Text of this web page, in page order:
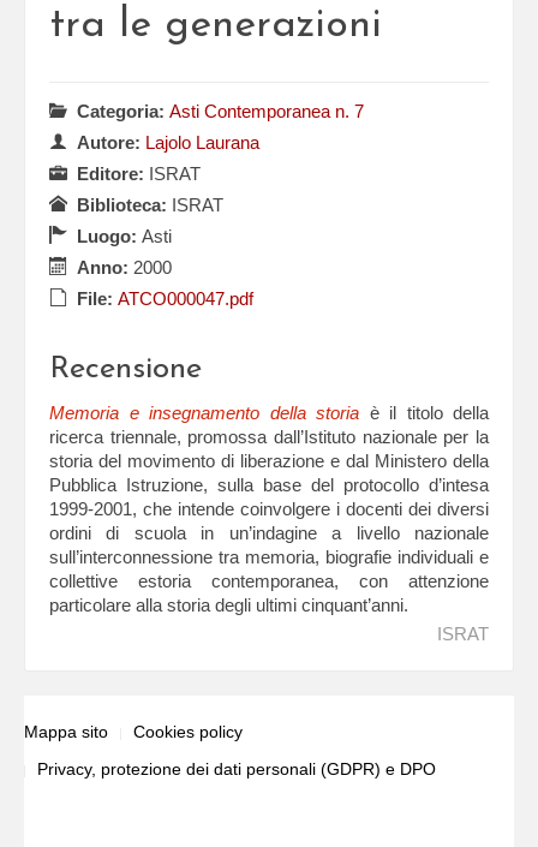
tra le generazioni
Categoria: Asti Contemporanea n. 7
Autore: Lajolo Laurana
Editore: ISRAT
Biblioteca: ISRAT
Luogo: Asti
Anno: 2000
File: ATCO000047.pdf
Recensione
Memoria e insegnamento della storia è il titolo della
ricerca triennale, promossa dall’Istituto nazionale per la
storia del movimento di liberazione e dal Ministero della
Pubblica Istruzione, sulla base del protocollo d’intesa
1999-2001, che intende coinvolgere i docenti dei diversi
ordini di scuola in un’indagine a livello nazionale
sull’interconnessione tra memoria, biografie individuali e
collettive estoria contemporanea, con attenzione
particolare alla storia degli ultimi cinquant’anni.
ISRAT
Mappa sito
Cookies policy
Privacy, protezione dei dati personali (GDPR) e DPO